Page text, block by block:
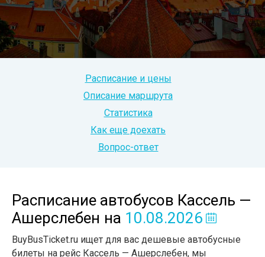
Расписание и цены
Описание маршрута
Статистика
Как еще доехать
Вопрос-ответ
Расписание автобусов Кассель —
Ашерслебен на 10.08.2026
BuyBusTicket.ru ищет для вас дешевые автобусные
билеты на рейс Кассель — Ашерслебен, мы